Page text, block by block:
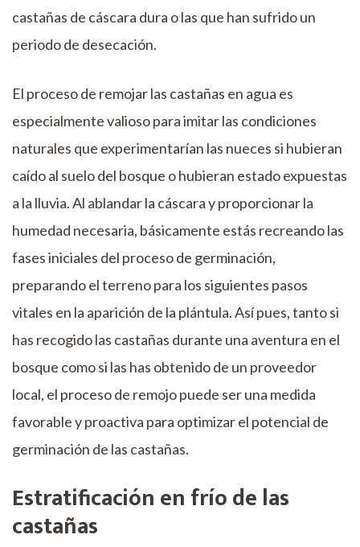
castañas de cáscara dura o las que han sufrido un
periodo de desecación.
El proceso de remojar las castañas en agua es
especialmente valioso para imitar las condiciones
naturales que experimentarían las nueces si hubieran
caído al suelo del bosque o hubieran estado expuestas
a la lluvia. Al ablandar la cáscara y proporcionar la
humedad necesaria, básicamente estás recreando las
fases iniciales del proceso de germinación,
preparando el terreno para los siguientes pasos
vitales en la aparición de la plántula. Así pues, tanto si
has recogido las castañas durante una aventura en el
bosque como si las has obtenido de un proveedor
local, el proceso de remojo puede ser una medida
favorable y proactiva para optimizar el potencial de
germinación de las castañas.
Estratificación en frío de las
castañas